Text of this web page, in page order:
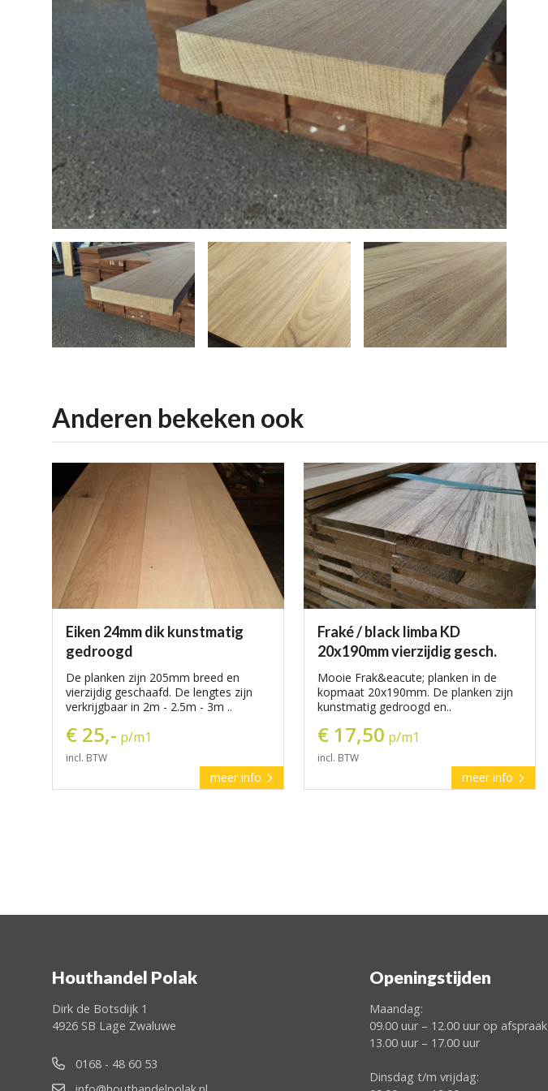
Bouwhout
Hardhout tuinhout
Tops elektrische gitaar
Douglas tuinhout
Steigerhout
Plaatmateriaal
Bouwhout
Vloerdelen
Siberisch Lariks
Geschuurde boomstambladen
Opruiming / Speciale
Anderen bekeken ook
Eiken 24mm dik kunstmatig
gedroogd
De planken zijn 205mm breed en
vierzijdig geschaafd. De lengtes zijn
verkrijgbaar in 2m - 2.5m - 3m ..
€ 25,- p/m1
incl. BTW
meer info
Fraké / black limba KD
20x190mm vierzijdig gesch.
Mooie Frak&eacute; planken in de
kopmaat 20x190mm. De planken zijn
kunstmatig gedroogd en..
€ 17,50 p/m1
incl. BTW
meer info
Houthandel Polak
Dirk de Botsdijk 1
4926 SB Lage Zwaluwe
0168 - 48 60 53
Openingstijden
Maandag:
09.00 uur – 12.00 uur op afspraak
13.00 uur – 17.00 uur
Dinsdag t/m vrijdag: